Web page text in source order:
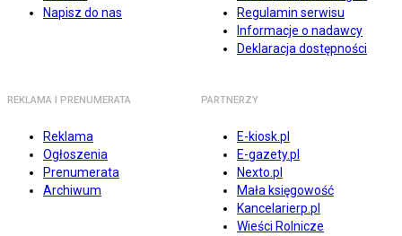
Napisz do nas
Regulamin serwisu
Informacje o nadawcy
Deklaracja dostępności
REKLAMA I PRENUMERATA
Reklama
Ogłoszenia
Prenumerata
Archiwum
PARTNERZY
E-kiosk.pl
E-gazety.pl
Nexto.pl
Mała księgowość
Kancelarierp.pl
Wieści Rolnicze